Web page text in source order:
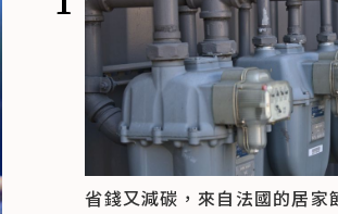
省錢又減碳，來自法國的居家